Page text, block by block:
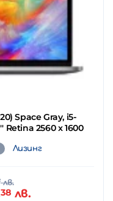
Space Gray, i5-
Retina 2560 x 1600
Лизинг
лв.
38 лв.